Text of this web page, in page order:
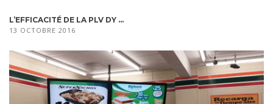
L’EFFICACITÉ DE LA PLV DY ...
13 OCTOBRE 2016